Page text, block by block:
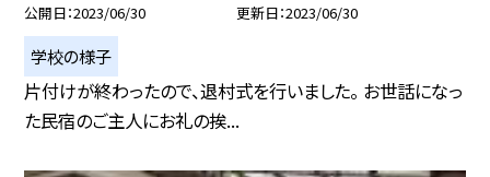
公開日 2023/06/30 更新日 2023/06/30
学校の様子
片付けが終わったので、退村式を行いました。 お世話になっ
た民宿のご主人にお礼の挨...